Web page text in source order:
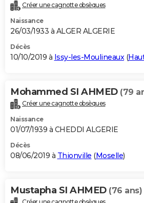
Créer une cagnotte obsèques
Naissance
26/03/1933 à ALGER ALGERIE
Décès
10/10/2019 à Issy-les-Moulineaux(
Mohammed SI AHMED (79
Créer une cagnotte obsèques
Naissance
01/07/1939 à CHEDDI ALGERIE
Décès
08/06/2019 à Thionville (Moselle)
Mustapha SI AHMED (76 ans)